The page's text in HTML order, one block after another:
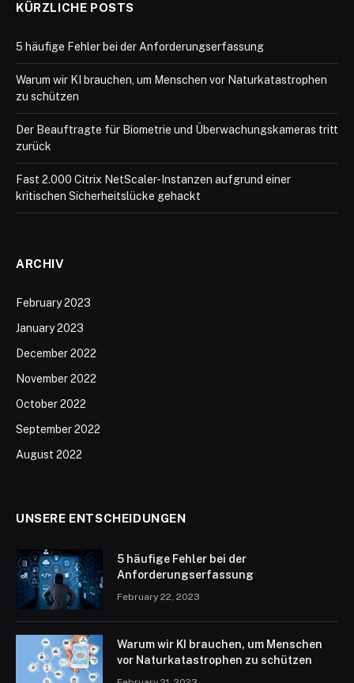
KÜRZLICHE POSTS
5 häufige Fehler bei der Anforderungserfassung
Warum wir KI brauchen, um Menschen vor Naturkatastrophen
zu schützen
Der Beauftragte für Biometrie und Überwachungskameras tritt
zurück
Fast 2.000 Citrix NetScaler-Instanzen aufgrund einer
kritischen Sicherheitslücke gehackt
ARCHIV
February 2023
January 2023
December 2022
November 2022
October 2022
September 2022
August 2022
UNSERE ENTSCHEIDUNGEN
5 häufige Fehler bei der
Anforderungserfassung
February 22, 2023
Warum wir KI brauchen, um Menschen
vor Naturkatastrophen zu schützen